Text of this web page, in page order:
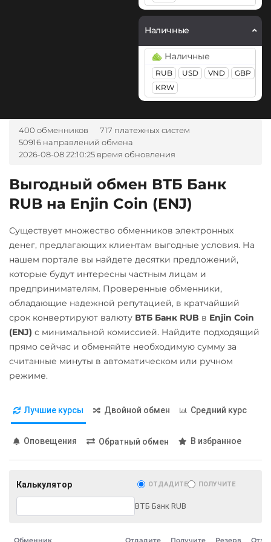
Monero (XMR)
NEO
Notcoin (NOT)
OmiseGO (OMG)
ONDO
PancakeSwap (CAKE)
Pax Dollar (USDP)
Pepe
Pol (ex-MATIC)
Qtum
Ravencoin (RVN)
Ripple (XRP)
Shib
Solana (SOL)
Starknet (STRK)
Sui
Terra (LUNA)
ЮMoney RUB
VakifBank TRY
Visa/Master
USD RUB EUR
UAH
GBP
TRY
AZN
NGN
UZS BRL
IDR
VND
А-Банк UAH
Авангард RUB
Альфа-Банк
RUB
Беларусбанк BYN
Газпромбанк RUB
Евразийский Банк KZT
Карта Unionpay CNY
USD EUR UAH
KZT
GBP
CNY
Наличные
Наличные
RUB USD VND
GBP
KRW
400 обменников
717 платежных систем
50916 направлений обмена
2026-08-08 22:10:25 время обновления
Выгодный обмен ВТБ Банк
RUB на Enjin Coin (ENJ)
Существует множество обменников электронных
денег, предлагающих клиентам выгодные условия. На
нашем портале вы найдете десятки предложений,
которые будут интересны частным лицам и
предпринимателям. Проверенные обменники,
обладающие надежной репутацией, в кратчайший
срок конвертируют валюту ВТБ Банк RUB в Enjin Coin
(ENJ) с минимальной комиссией. Найдите подходящий
прямо сейчас и обменяйте необходимую сумму за
считанные минуты в автоматическом или ручном
режиме.
Лучшие курсы Двойной обмен Средний курс
Оповещения Обратный обмен В избранное
Калькулятор ОТДАДИТЕ ПОЛУЧИТЕ
ВТБ Банк RUB
Обменник Отдадите Получите Резерв